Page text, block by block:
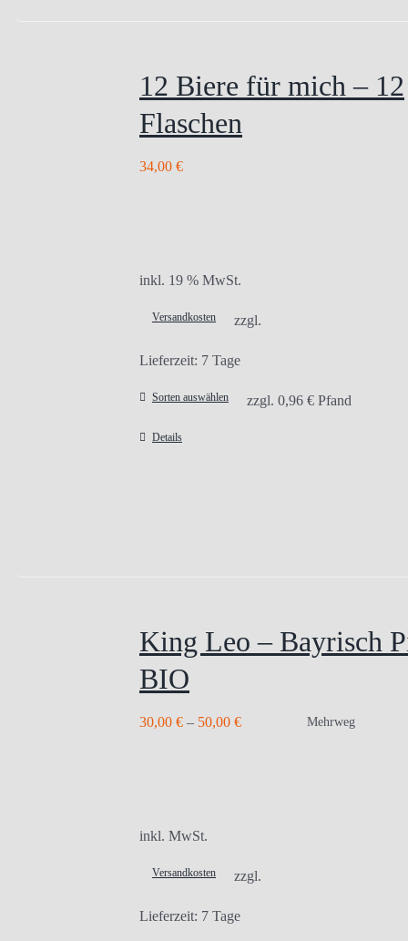
12 Biere für mich – 12
Flaschen
34,00 €
inkl. 19 % MwSt.
zzgl.
Versandkosten
Lieferzeit: 7 Tage
Sorten auswählen zzgl. 0,96 € Pfand
Details
King Leo – Bayrisch
BIO
30,00 € – 50,00 € Mehrweg
inkl. MwSt.
zzgl.
Versandkosten
Lieferzeit: 7 Tage